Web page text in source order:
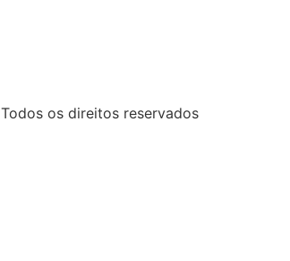
Todos os direitos reservados